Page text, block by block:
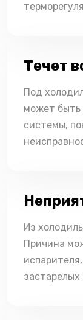
Течет
Под
может быть
системы,
Из
Причина
застарелых